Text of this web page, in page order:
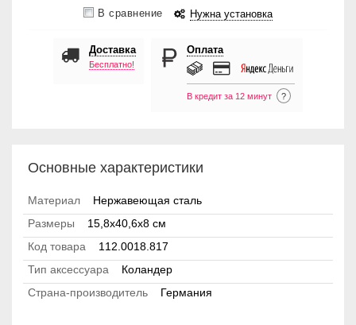
В сравнение Нужна установка
Доставка
Бесплатно!
Оплата
В кредит за 12 минут ?
Основные характеристики
Материал
Нержавеющая сталь
Размеры
15,8x40,6x8 см
Код товара
112.0018.817
Тип аксессуара
Коландер
Страна-производитель
Германия